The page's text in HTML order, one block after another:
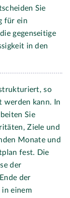
Sie
für ein
gegenseitige
in den
so
werden kann. In
Sie
Ziele und
Monate und
fest. Die
der
der
in einem